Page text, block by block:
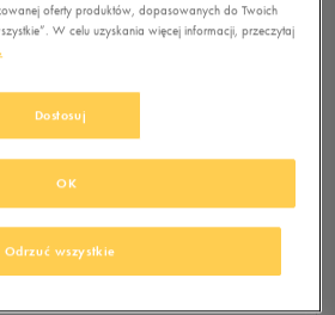
50 STYLE
oferty produktów, dopasowanych do Twoich
W celu uzyskania więcej informacji, przeczytaj
Dostosuj
Odrzuć wszystkie
OK